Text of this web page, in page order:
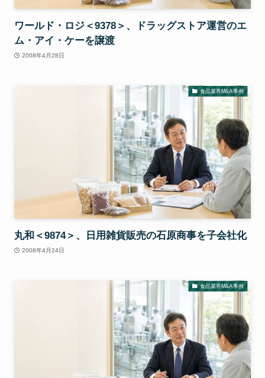
ワールド・ロジ＜9378＞、ドラッグストア運営のエ
ム・アイ・ケーを譲渡
2008年4月28日
食品業界M&A事例
丸和＜9874＞、日用雑貨販売の石原商事を子会社化
2008年4月24日
食品業界M&A事例